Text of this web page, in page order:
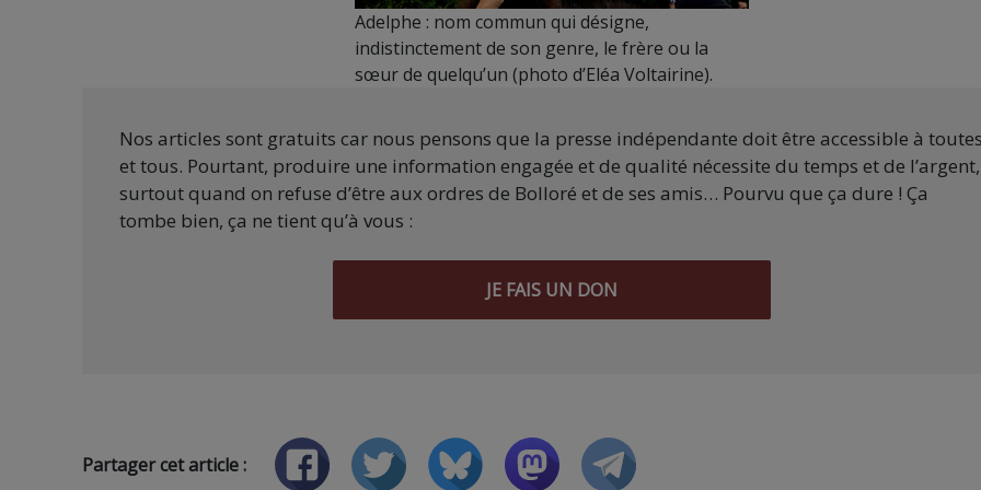
Adelphe : nom commun qui désigne,
indistinctement de son genre, le frère ou la
sœur de quelqu’un (photo d’Eléa Voltairine).
Nos articles sont gratuits car nous pensons que la presse indépendante doit être accessible à
et tous. Pourtant, produire une information engagée et de qualité nécessite du temps et de l’argent,
surtout quand on refuse d’être aux ordres de Bolloré et de ses amis… Pourvu que ça dure ! Ça
tombe bien, ça ne tient qu’à vous :
JE FAIS UN DON
Partager cet article :